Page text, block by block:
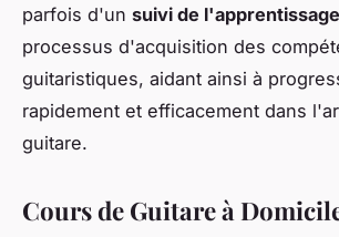
parfois d'un suivi de l'apprentissage
processus d'acquisition des
guitaristiques, aidant ainsi à
rapidement et efficacement dans
guitare.
Cours de Guitare à